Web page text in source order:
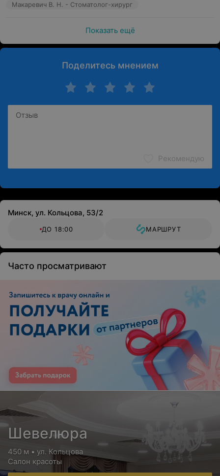
Макаревич В. Н. - Стоматолог-хирург
Показать ещё
Поделитесь мнением
Рекомендую
Минск, ул. Кольцова, 53/2
ДО 18:00 МАРШРУТ
Часто просматривают
Шевелюра
450 м • ул. Кольцова
Салон красоты